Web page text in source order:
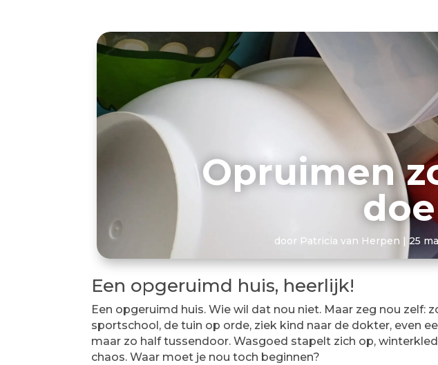
Opruimen
door Patricia van Herpen |25
Een opgeruimd huis, heerlijk!
Een opgeruimd huis. Wie wil dat nou niet. Maar zeg nou zelf:
sportschool, de tuin op orde, ziek kind naar de dokter, even
maar zo half tussendoor. Wasgoed stapelt zich op,
chaos. Waar moet je nou toch beginnen?